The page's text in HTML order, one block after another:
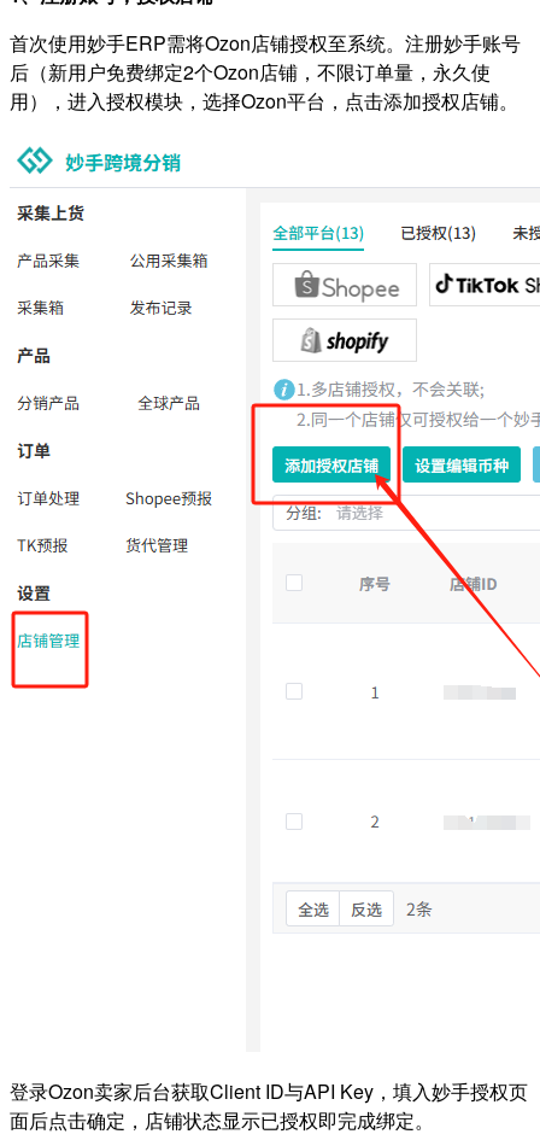
首次使用妙手ERP需将Ozon店铺授权至系统。注册妙手账号
后（新用户免费绑定2个Ozon店铺，不限订单量，永久使
用），进入授权模块，选择Ozon平台，点击添加授权店铺。
登录Ozon卖家后台获取Client ID与API Key，填入妙手授权页
面后点击确定，店铺状态显示已授权即完成绑定。